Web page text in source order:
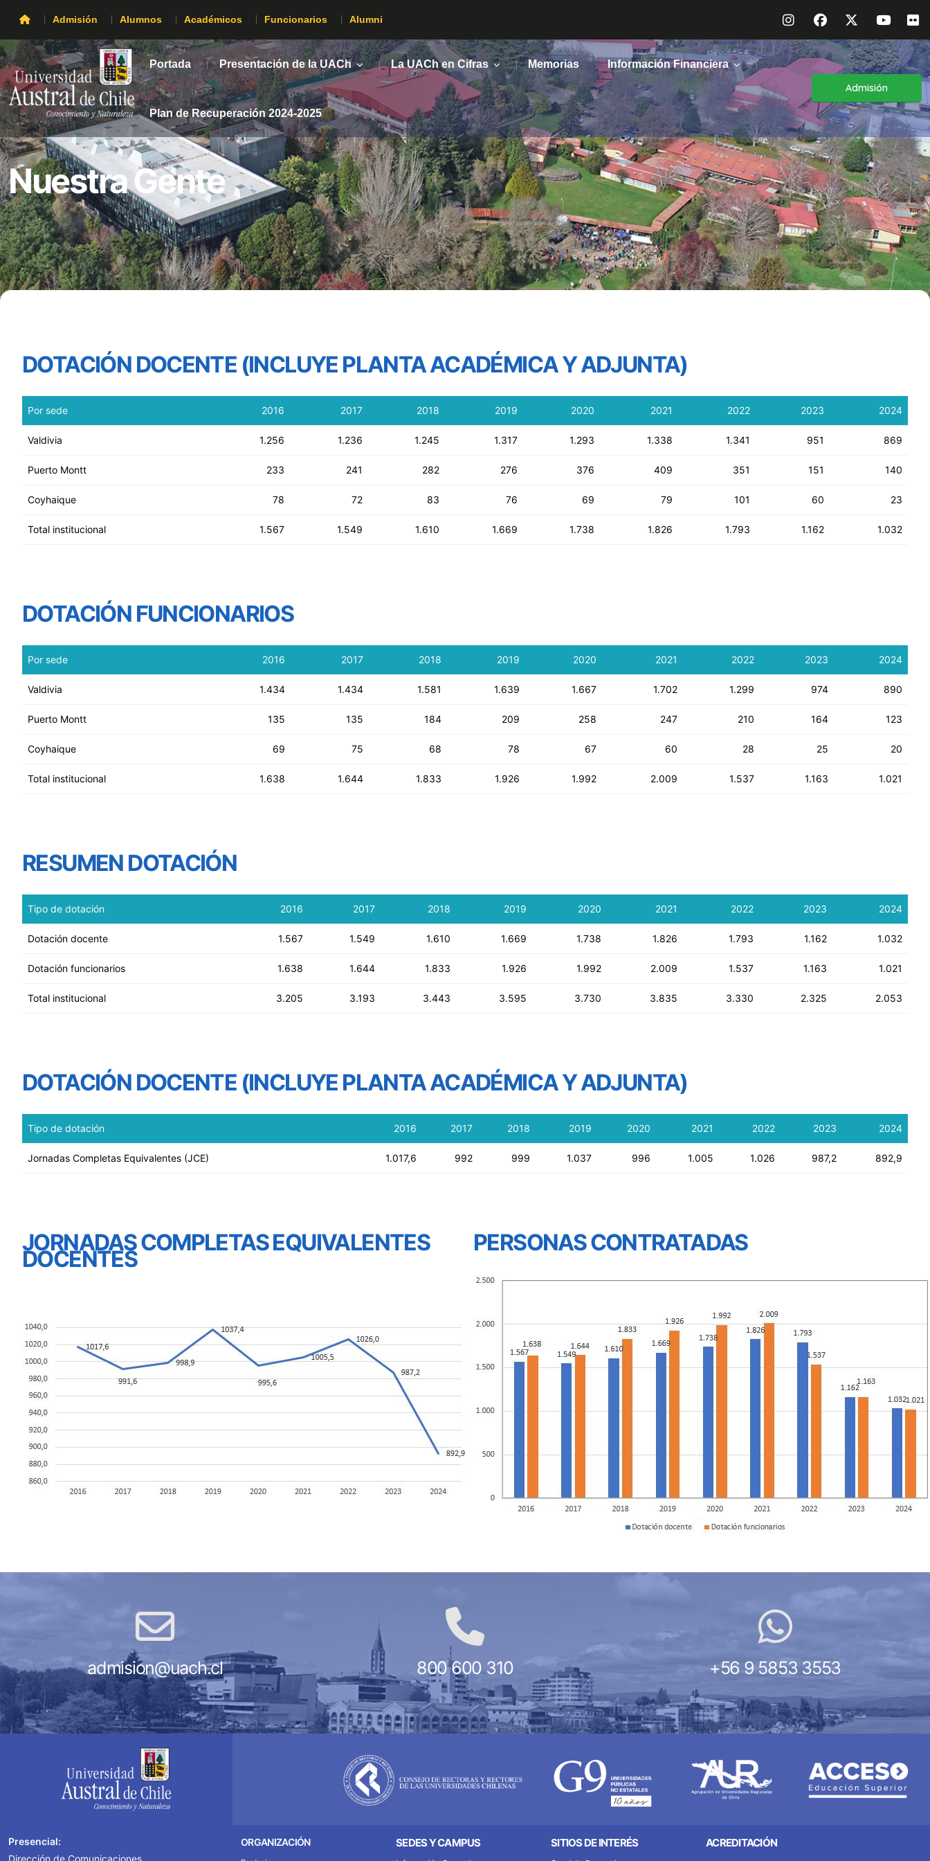
Admisión Alumnos Académicos Funcionarios Alumni
Portada Presentación de la UACh La UACh en Cifras Memorias Información Financiera
Plan de Recuperación 2024-2025
Admisión
Nuestra Gente
DOTACIÓN DOCENTE (INCLUYE PLANTA ACADÉMICA Y ADJUNTA)
Por sede 2016 2017 2018 2019 2020 2021 2022 2023 2024
Valdivia 1.256 1.236 1.245 1.317 1.293 1.338 1.341 951 869
Puerto Montt 233 241 282 276 376 409 351 151 140
Coyhaique 78 72 83 76 69 79 101 60 23
Total institucional 1.567 1.549 1.610 1.669 1.738 1.826 1.793 1.162 1.032
DOTACIÓN FUNCIONARIOS
Por sede 2016 2017 2018 2019 2020 2021 2022 2023 2024
Valdivia 1.434 1.434 1.581 1.639 1.667 1.702 1.299 974 890
Puerto Montt 135 135 184 209 258 247 210 164 123
Coyhaique 69 75 68 78 67 60 28 25 20
Total institucional 1.638 1.644 1.833 1.926 1.992 2.009 1.537 1.163 1.021
RESUMEN DOTACIÓN
Tipo de dotación 2016 2017 2018 2019 2020 2021 2022 2023 2024
Dotación docente 1.567 1.549 1.610 1.669 1.738 1.826 1.793 1.162 1.032
Dotación funcionarios 1.638 1.644 1.833 1.926 1.992 2.009 1.537 1.163 1.021
Total institucional 3.205 3.193 3.443 3.595 3.730 3.835 3.330 2.325 2.053
DOTACIÓN DOCENTE (INCLUYE PLANTA ACADÉMICA Y ADJUNTA)
Tipo de dotación 2016 2017 2018 2019 2020 2021 2022 2023 2024
Jornadas Completas Equivalentes (JCE) 1.017,6 992 999 1.037 996 1.005 1.026 987,2 892,9
JORNADAS COMPLETAS EQUIVALENTES
DOCENTES
PERSONAS CONTRATADAS
admision@uach.cl 800 600 310 +56 9 5853 3553
Presencial:
Dirección de Comunicaciones
ORGANIZACIÓN SEDES Y CAMPUS SITIOS DE INTERÉS ACREDITACIÓN